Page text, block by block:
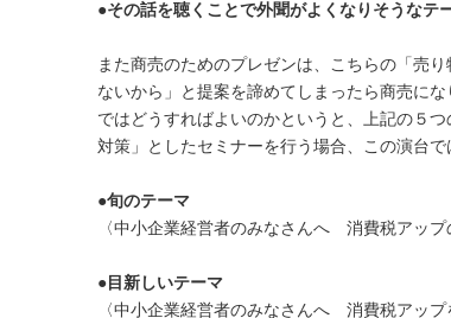
●その話を聴くことで外聞がよくなりそうなテ
また商売のためのプレゼンは、こちらの「売
ないから」と提案を諦めてしまったら商売にな
ではどうすればよいのかというと、上記の５
対策」としたセミナーを行う場合、この演台
●旬のテーマ
〈中小企業経営者のみなさんへ 消費税アッ
●目新しいテーマ
〈中小企業経営者のみなさんへ 消費税アッ